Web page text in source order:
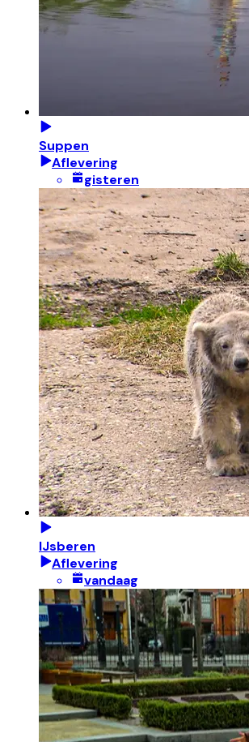
Suppen
Aflevering
gisteren
IJsberen
Aflevering
vandaag